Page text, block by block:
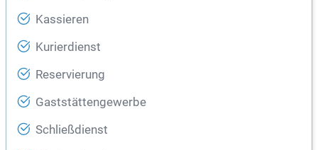
Kassieren
Kurierdienst
Reservierung
Gaststättengewerbe
Schließdienst